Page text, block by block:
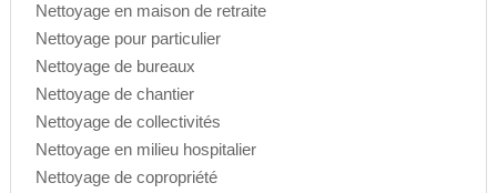
Nettoyage en maison de retraite
Nettoyage pour particulier
Nettoyage de bureaux
Nettoyage de chantier
Nettoyage de collectivités
Nettoyage en milieu hospitalier
Nettoyage de copropriété